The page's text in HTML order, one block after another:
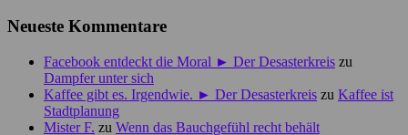
Neueste Kommentare
Facebook entdeckt die Moral ► Der Desasterkreis zu
Dampfer unter sich
Kaffee gibt es. Irgendwie. ► Der Desasterkreis zu Kaffee ist
Stadtplanung
Mister F. zu Wenn das Bauchgefühl recht behält